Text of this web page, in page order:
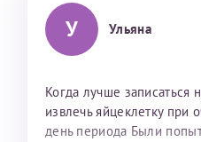
У Ульяна
Когда лучше записаться
извлечь яйцеклетку при
день периода Были